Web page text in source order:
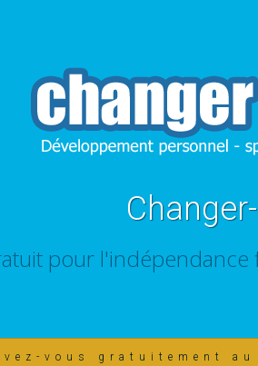
pour
vous gratuitement au